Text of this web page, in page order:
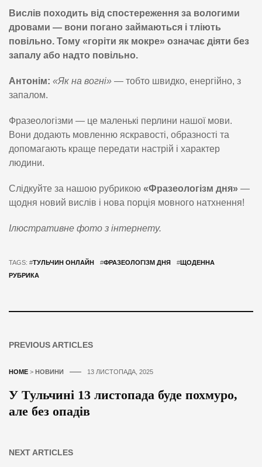
Вислів походить від спостереження за вологими
дровами — вони погано займаються і тліють
повільно. Тому «горіти як мокре» означає діяти без
запалу або надто повільно.
Антонім: «Як на вогні» — тобто швидко, енергійно, з
запалом.
Фразеологізми — це маленькі перлини нашої мови.
Вони додають мовленню яскравості, образності та
допомагають краще передати настрій і характер
людини.
Слідкуйте за нашою рубрикою «Фразеологізм дня» —
щодня новий вислів і нова порція мовного натхнення!
Ілюстративне фото з інтернету.
TAGS: #ТУЛЬЧИН ОНЛАЙН #ФРАЗЕОЛОГІЗМ ДНЯ #ЩОДЕННА
РУБРИКА
PREVIOUS ARTICLES
HOME > НОВИНИ 13 ЛИСТОПАДА, 2025
У Тульчині 13 листопада буде похмуро,
але без опадів
NEXT ARTICLES